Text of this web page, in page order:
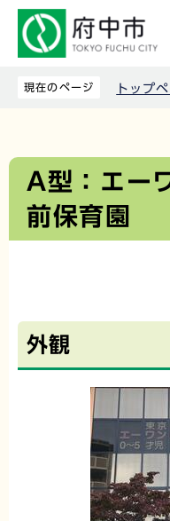
先
現在のページ トップ
文
か
A型：エー
前保育園
外観